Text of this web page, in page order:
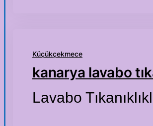
Küçükçekmece
kanarya lavabo
Lavabo